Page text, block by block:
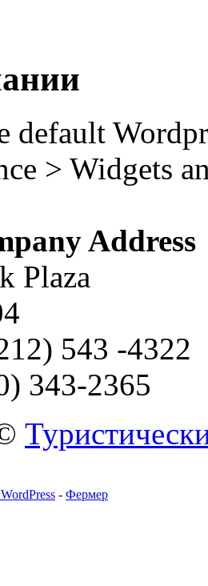
default
> Widgets
Address
Plaza
543 -4322
343-2365
- Фермер